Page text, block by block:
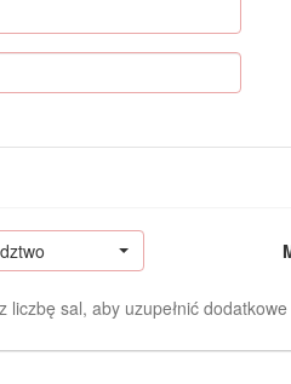
liczbę sal, aby uzupełnić